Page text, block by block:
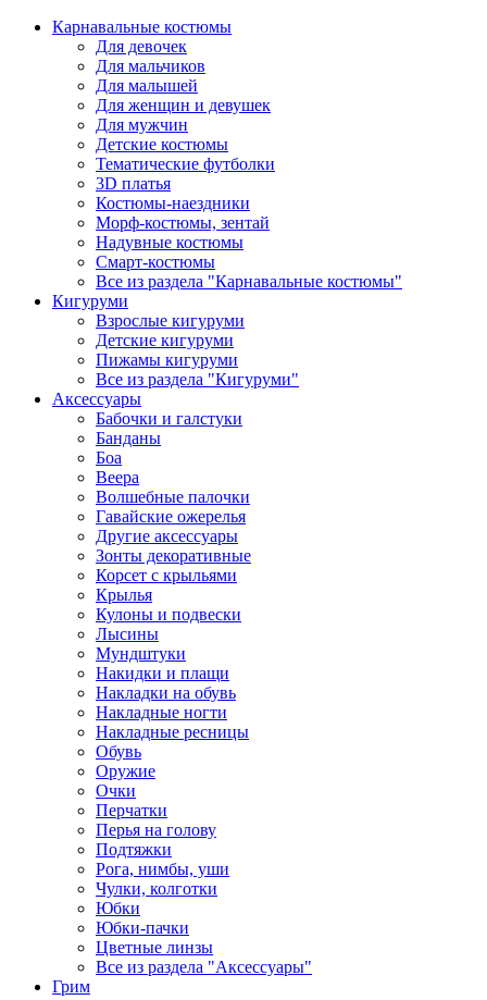
Карнавальные костюмы
Для девочек
Для мальчиков
Для малышей
Для женщин и девушек
Для мужчин
Детские костюмы
Тематические футболки
3D платья
Костюмы-наездники
Морф-костюмы, зентай
Надувные костюмы
Смарт-костюмы
Все из раздела "Карнавальные костюмы"
Кигуруми
Взрослые кигуруми
Детские кигуруми
Пижамы кигуруми
Все из раздела "Кигуруми"
Аксессуары
Бабочки и галстуки
Банданы
Боа
Веера
Волшебные палочки
Гавайские ожерелья
Другие аксессуары
Зонты декоративные
Корсет с крыльями
Крылья
Кулоны и подвески
Лысины
Мундштуки
Накидки и плащи
Накладки на обувь
Накладные ногти
Накладные ресницы
Обувь
Оружие
Очки
Перчатки
Перья на голову
Подтяжки
Рога, нимбы, уши
Чулки, колготки
Юбки
Юбки-пачки
Цветные линзы
Все из раздела "Аксессуары"
Грим